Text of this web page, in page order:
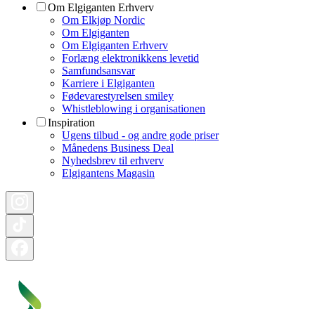
Om Elgiganten Erhverv
Om Elkjøp Nordic
Om Elgiganten
Om Elgiganten Erhverv
Forlæng elektronikkens levetid
Samfundsansvar
Karriere i Elgiganten
Fødevarestyrelsen smiley
Whistleblowing i organisationen
Inspiration
Ugens tilbud - og andre gode priser
Månedens Business Deal
Nyhedsbrev til erhverv
Elgigantens Magasin